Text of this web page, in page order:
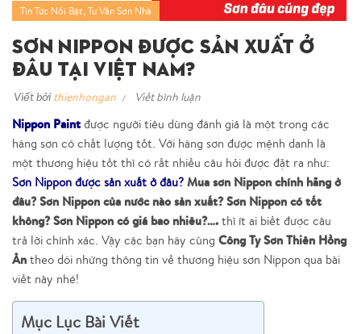
Tin Tức Nổi Bật, Tư Vấn Sơn Nhà
Sơn Nippon Được Sản Xuất Ở
Đâu Tại Việt Nam?
Viết bởi thienhongan Viết bình luận
Nippon Paint được người tiêu dùng đánh giá là một trong các
hãng sơn có chất lượng tốt. Với hãng sơn được mệnh danh là
một thương hiệu tốt thì có rất nhiều câu hỏi được đặt ra như:
Sơn Nippon được sản xuất ở đâu? Mua sơn Nippon chính hãng ở
đâu? Sơn Nippon của nước nào sản xuất? Sơn Nippon có tốt
không? Sơn Nippon có giá bao nhiêu?…. thì ít ai biết được câu
trả lời chính xác. Vậy các bạn hãy cùng Công Ty Sơn Thiên Hồng
Ân theo dõi những thông tin về thương hiệu sơn Nippon qua bài
viết này nhé!
Mục Lục Bài Viết